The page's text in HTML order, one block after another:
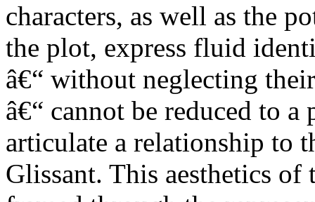
characters, as well as the
the plot, express fluid
â€“ without neglecting
â€“ cannot be reduced to
articulate a relationship to
Glissant. This aesthetics